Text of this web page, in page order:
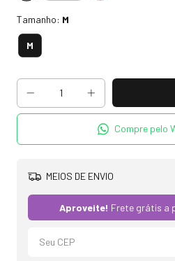
Tamanho: M
M
Compre pelo
MEIOS DE ENVIO
Aproveite! Frete grátis a